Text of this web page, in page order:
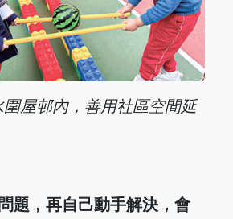
屋邨內，善用社區空間延
題，再自己動手解決，會